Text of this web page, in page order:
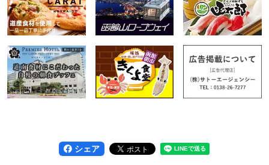
シェア